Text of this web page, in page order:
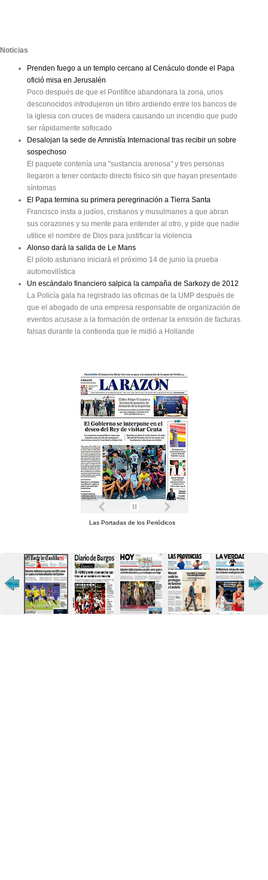
Noticias
Prenden fuego a un templo cercano al Cenáculo donde el Papa
ofició misa en Jerusalén
Poco después de que el Pontífice abandonara la zona, unos
desconocidos introdujeron un libro ardiendo entre los bancos de
la iglesia con cruces de madera causando un incendio que pudo
ser rápidamente sofocado
Desalojan la sede de Amnistía Internacional tras recibir un sobre
sospechoso
El paquete contenía una "sustancia arenosa" y tres personas
llegaron a tener contacto directo físico sin que hayan presentado
síntomas
El Papa termina su primera peregrinación a Tierra Santa
Francisco insta a judíos, cristianos y musulmanes a que abran
sus corazones y su mente para entender al otro, y pide que nadie
utilice el nombre de Dios para justificar la violencia
Alonso dará la salida de Le Mans
El piloto asturiano iniciará el próximo 14 de junio la prueba
automovilística
Un escándalo financiero salpica la campaña de Sarkozy de 2012
La Policía gala ha registrado las oficinas de la UMP después de
que el abogado de una empresa responsable de organización de
eventos acusase a la formación de ordenar la emisión de facturas
falsas durante la contienda que le midió a Hollande
Las Portadas de los Periódicos